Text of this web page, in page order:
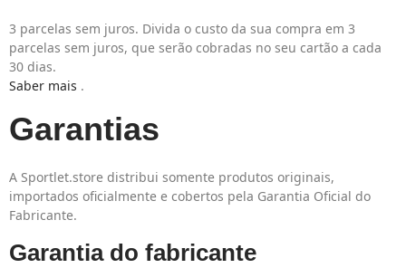
3 parcelas sem juros. Divida o custo da sua compra em 3
parcelas sem juros, que serão cobradas no seu cartão a cada
30 dias.
Saber mais .
Garantias
A Sportlet.store distribui somente produtos originais,
importados oficialmente e cobertos pela Garantia Oficial do
Fabricante.
Garantia do fabricante